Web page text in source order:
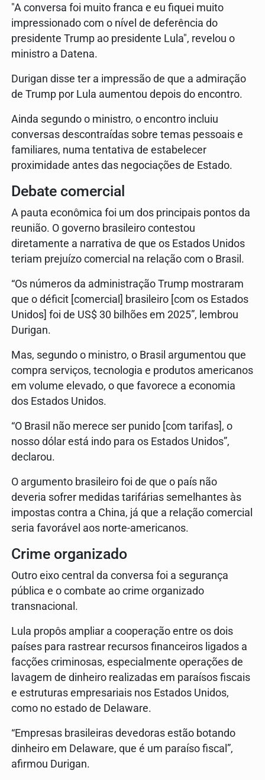
"A conversa foi muito franca e eu fiquei muito
impressionado com o nível de deferência do
presidente Trump ao presidente Lula", revelou o
ministro a Datena.
Durigan disse ter a impressão de que a admiração
de Trump por Lula aumentou depois do encontro.
Ainda segundo o ministro, o encontro incluiu
conversas descontraídas sobre temas pessoais e
familiares, numa tentativa de estabelecer
proximidade antes das negociações de Estado.
Debate comercial
A pauta econômica foi um dos principais pontos da
reunião. O governo brasileiro contestou
diretamente a narrativa de que os Estados Unidos
teriam prejuízo comercial na relação com o Brasil.
“Os números da administração Trump mostraram
que o déficit [comercial] brasileiro [com os Estados
Unidos] foi de US$ 30 bilhões em 2025”, lembrou
Durigan.
Mas, segundo o ministro, o Brasil argumentou que
compra serviços, tecnologia e produtos americanos
em volume elevado, o que favorece a economia
dos Estados Unidos.
“O Brasil não merece ser punido [com tarifas], o
nosso dólar está indo para os Estados Unidos”,
declarou.
O argumento brasileiro foi de que o país não
deveria sofrer medidas tarifárias semelhantes às
impostas contra a China, já que a relação comercial
seria favorável aos norte-americanos.
Crime organizado
Outro eixo central da conversa foi a segurança
pública e o combate ao crime organizado
transnacional.
Lula propôs ampliar a cooperação entre os dois
países para rastrear recursos financeiros ligados a
facções criminosas, especialmente operações de
lavagem de dinheiro realizadas em paraísos fiscais
e estruturas empresariais nos Estados Unidos,
como no estado de Delaware.
“Empresas brasileiras devedoras estão botando
dinheiro em Delaware, que é um paraíso fiscal”,
afirmou Durigan.